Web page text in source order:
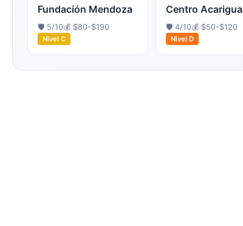
Fundación Mendoza
🛡️ 5/10💰 $80-$190
Nivel C
Centro Acarigua
🛡️ 4/10💰 $50-$120
Nivel D